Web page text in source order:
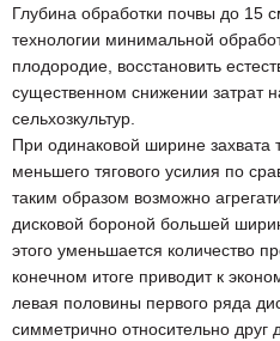
Глубина обработки почвы до 15
технологии минимальной
плодородие, восстановить
существенном снижении затрат
сельхозкультур.
При одинаковой ширине
меньшего тягового усилия по
таким образом возможно
дисковой бороной большей
этого уменьшается количество
конечном итоге приводит к
левая половины первого ряда
симметрично относительно друг